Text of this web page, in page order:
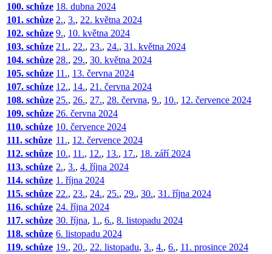
100. schůze 18. dubna 2024
101. schůze 2., 3., 22. května 2024
102. schůze 9., 10. května 2024
103. schůze 21., 22., 23., 24., 31. května 2024
104. schůze 28., 29., 30. května 2024
105. schůze 11., 13. června 2024
107. schůze 12., 14., 21. června 2024
108. schůze 25., 26., 27., 28. června, 9., 10., 12. července 2024
109. schůze 26. června 2024
110. schůze 10. července 2024
111. schůze 11., 12. července 2024
112. schůze 10., 11., 12., 13., 17., 18. září 2024
113. schůze 2., 3., 4. října 2024
114. schůze 1. října 2024
115. schůze 22., 23., 24., 25., 29., 30., 31. října 2024
116. schůze 24. října 2024
117. schůze 30. října, 1., 6., 8. listopadu 2024
118. schůze 6. listopadu 2024
119. schůze 19., 20., 22. listopadu, 3., 4., 6., 11. prosince 2024